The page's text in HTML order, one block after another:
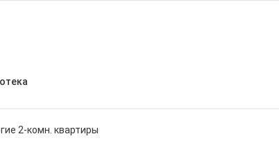
2-комн. квартиры